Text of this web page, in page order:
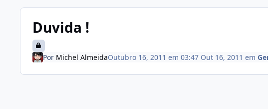
Duvida !
Por Michel AlmeidaOutubro 16, 2011 em 03:47 Out 16, 2011 em